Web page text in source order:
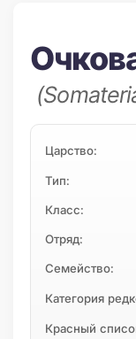
Царство:
Тип:
Класс:
Отряд:
Семейство:
Категория
Красный